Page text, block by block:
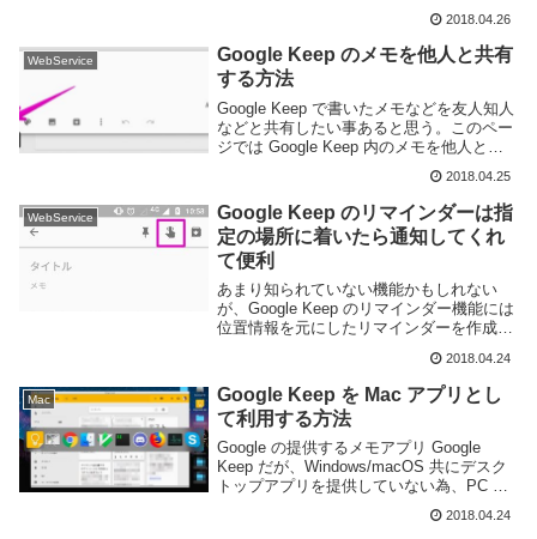
の小さなキーボードで文字を打つ必要無
く、喋るだけでメモを取る事ができ、大変
便...
2018.04.26
WebService
Google Keep のメモを他人と共有
する方法
Google Keep で書いたメモなどを友人知人
などと共有したい事あると思う。このペー
ジでは Google Keep 内のメモを他人と共
ウザ版で操作するが Android アプリなどで
もほぼ同じ操...
2018.04.25
WebService
Google Keep のリマインダーは指
定の場所に着いたら通知してくれ
て便利
あまり知られていない機能かもしれない
が、Google Keep のリマインダー機能には
位置情報を元にしたリマインダーを作成す
ーに寄った際に買い物リストを通知する」
とか「気になる店があるから近くを通りか
か...
2018.04.24
Mac
Google Keep を Mac アプリとし
て利用する方法
Google の提供するメモアプリ Google
Keep だが、Windows/macOS 共にデスク
トップアプリを提供していない為、PC 環
る必要がある。基本的にはそれで問題ない
2018.04.24